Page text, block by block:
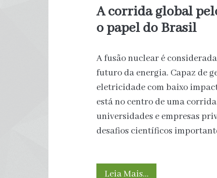
A corrida global
o papel do Brasil
A fusão nuclear é
futuro da energia. Capaz de
eletricidade com baixo
está no centro de uma
universidades e empresas
desafios científicos
Leia Mais…A